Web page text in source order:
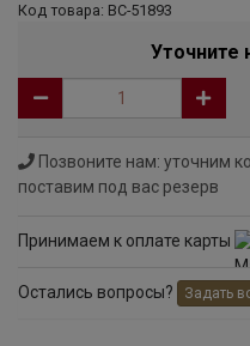
Код товара: ВС-51893
Уточните
Позвоните нам: уточним
поставим под вас резерв
Принимаем к оплате карты
Остались вопросы? Задать